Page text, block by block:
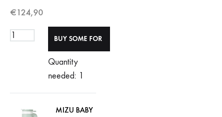
€124,90
Quantity
needed: 1
MIZU BABY